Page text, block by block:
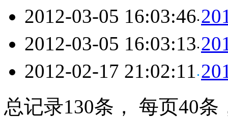
2012-03-05 16:03:46
2012-03-05 16:03:13
2012-02-17 21:02:11
总记录130条， 每页40